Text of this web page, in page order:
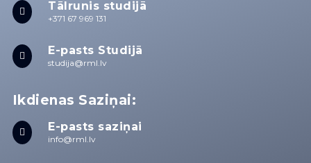
 Tālrunis studijā
+371 67 969 131
 E-pasts Studijā
studija@rml.lv
Ikdienas Saziņai:
 E-pasts saziņai
info@rml.lv